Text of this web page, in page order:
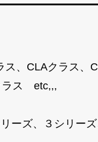
、CLAクラス、
ラス etc,,,
ーズ、３シリー